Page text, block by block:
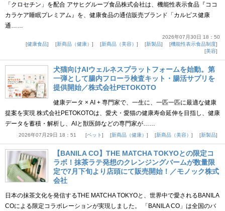
「クロセチン」を配合 アサヒグループ食品株式会社は、機能性表示食品『ココ
カラケア睡眠プレミアム』を、健康食品の通信販売ブランド「カルピス健康
通……
2026年07月30日 18：50
健康食品
新商品（健康） 新商品（美容） 新製品
機能性表示食品制度
美容
犬猫向けAIウェルネスプラットフォームを始動。第
一弾として腸内フローラ検査キット・腸活サプリを
提供開始／株式会社PETOKOTO
健康データ × AI + 専門家で、一生に、一匹一匹に最適な健康
提案を実現 株式会社PETOKOTOは、愛犬・愛猫の健康寿命延伸を目指し、健康
データを蓄積・解析し、AIと獣医師などの専門家が……
2026年07月29日 18：51 ペット 新商品（健康） 新商品（美容） 新製品
【BANILA CO】THE MATCHA TOKYOとの限定コ
ラボ！抹茶ラテ発想のクレンジングバームが数量限
定で7月下旬より店頭にて販売開始！／モノック株式
会社
日本の抹茶文化を発信するTHE MATCHA TOKYOと、世界中で愛されるBANILA
COによる限定コラボレーションが実現しました。 「BANILA CO」は全国のバ